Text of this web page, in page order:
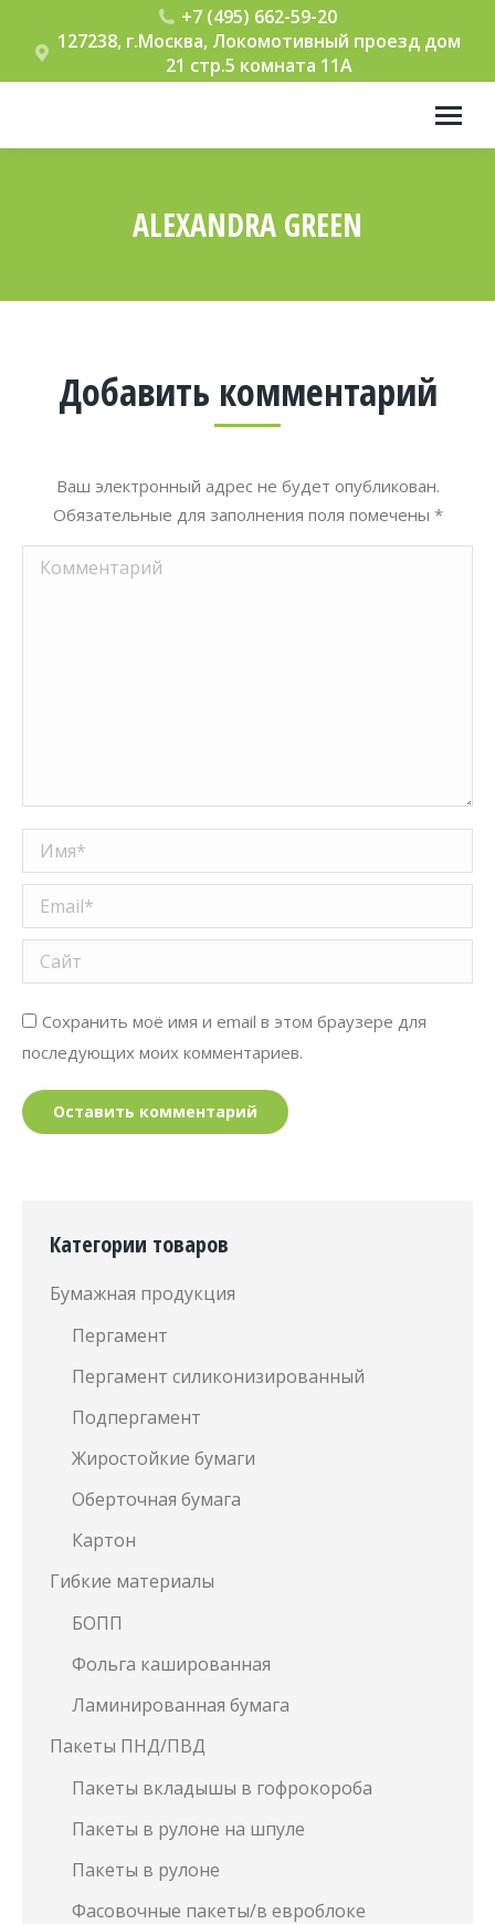
+7 (495) 662-59-20
127238, г.Москва, Локомотивный проезд дом
21 стр.5 комната 11А
ALEXANDRA GREEN
Добавить комментарий
Ваш электронный адрес не будет опубликован.
Обязательные для заполнения поля помечены *
Комментарий
Имя *
Email *
Сайт
Сохранить моё имя и email в этом браузере для
последующих моих комментариев.
Оставить комментарий
Категории товаров
Бумажная продукция
Пергамент
Пергамент силиконизированный
Подпергамент
Жиростойкие бумаги
Оберточная бумага
Картон
Гибкие материалы
БОПП
Фольга кашированная
Ламинированная бумага
Пакеты ПНД/ПВД
Пакеты вкладышы в гофрокороба
Пакеты в рулоне на шпуле
Пакеты в рулоне
Фасовочные пакеты/в евроблоке